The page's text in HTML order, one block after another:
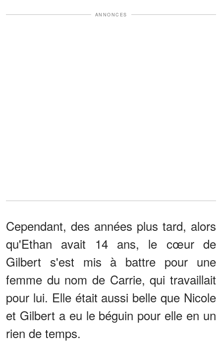
ANNONCES
Cependant, des années plus tard, alors
qu'Ethan avait 14 ans, le cœur de
Gilbert s'est mis à battre pour une
femme du nom de Carrie, qui travaillait
pour lui. Elle était aussi belle que Nicole
et Gilbert a eu le béguin pour elle en un
rien de temps.